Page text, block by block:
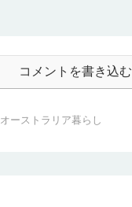
コメントを書き込む
オーストラリア暮らし